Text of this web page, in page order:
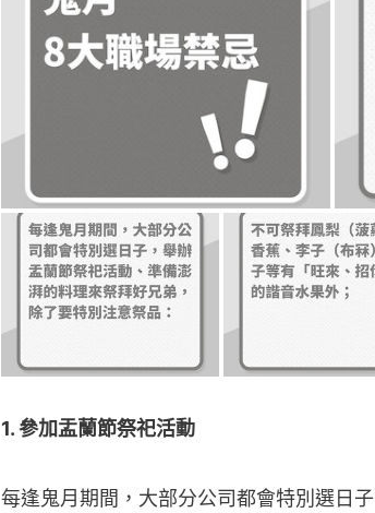
1. 參加盂蘭節祭祀活動
每逢鬼月期間，大部分公司都會特別選日